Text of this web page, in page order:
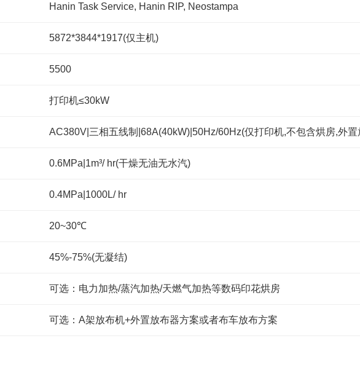
Hanin Task Service, Hanin RIP, Neostampa
5872*3844*1917(仅主机)
5500
打印机≤30kW
AC380V|三相五线制|68A(40kW)|50Hz/60Hz(仅打印机,不包含烘房,外
0.6MPa|1m³/ hr(干燥无油无水汽)
0.4MPa|1000L/ hr
20~30℃
45%-75%(无凝结)
可选：电力加热/蒸汽加热/天燃气加热等数码印花烘房
可选：A架放布机+外置放布器方案或者布车放布方案